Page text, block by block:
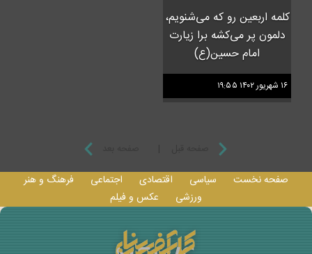
کلمه اربعین رو که می‌شنویم،
دلمون پر می‌کشه برا زیارت
امام حسین(ع)
۱۶ شهريور ۱۴۰۲ ۱۹:۵۵
صفحه نخست سیاسی اقتصادی اجتماعی
فرهنگ و هنر
ورزشی
عکس و فيلم